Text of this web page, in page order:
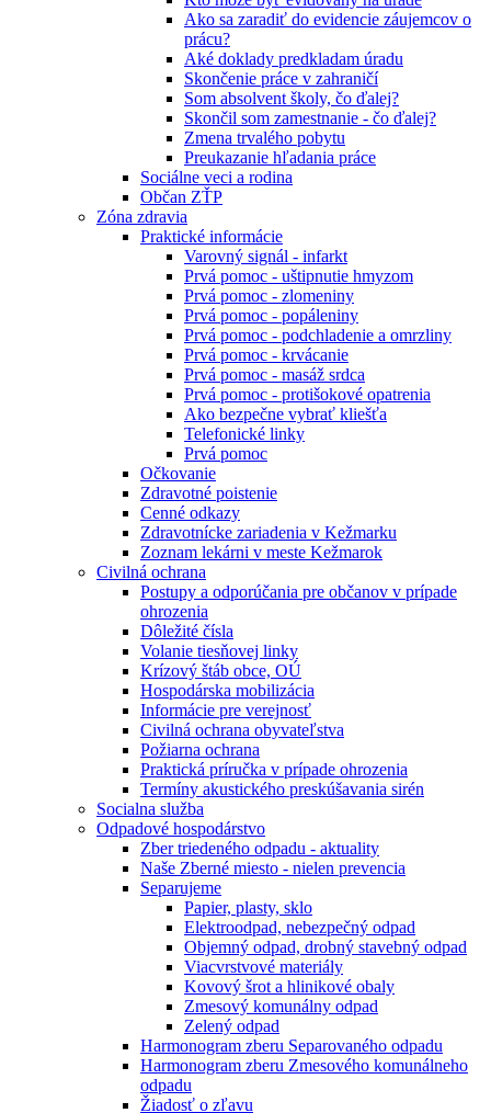
Ako sa zaradiť do evidencie záujemcov o
prácu?
Aké doklady predkladam úradu
Skončenie práce v zahraničí
Som absolvent školy, čo ďalej?
Skončil som zamestnanie - čo ďalej?
Zmena trvalého pobytu
Preukazanie hľadania práce
Sociálne veci a rodina
Občan ZŤP
Zóna zdravia
Praktické informácie
Varovný signál - infarkt
Prvá pomoc - uštipnutie hmyzom
Prvá pomoc - zlomeniny
Prvá pomoc - popáleniny
Prvá pomoc - podchladenie a omrzliny
Prvá pomoc - krvácanie
Prvá pomoc - masáž srdca
Prvá pomoc - protišokové opatrenia
Ako bezpečne vybrať kliešťa
Telefonické linky
Prvá pomoc
Očkovanie
Zdravotné poistenie
Cenné odkazy
Zdravotnícke zariadenia v Kežmarku
Zoznam lekárni v meste Kežmarok
Civilná ochrana
Postupy a odporúčania pre občanov v prípade
ohrozenia
Dôležité čísla
Volanie tiesňovej linky
Krízový štáb obce, OÚ
Hospodárska mobilizácia
Informácie pre verejnosť
Civilná ochrana obyvateľstva
Požiarna ochrana
Praktická príručka v prípade ohrozenia
Termíny akustického preskúšavania sirén
Socialna služba
Odpadové hospodárstvo
Zber triedeného odpadu - aktuality
Naše Zberné miesto - nielen prevencia
Separujeme
Papier, plasty, sklo
Elektroodpad, nebezpečný odpad
Objemný odpad, drobný stavebný odpad
Viacvrstvové materiály
Kovový šrot a hlinikové obaly
Zmesový komunálny odpad
Zelený odpad
Harmonogram zberu Separovaného odpadu
Harmonogram zberu Zmesového komunálneho
odpadu
Žiadosť o zľavu